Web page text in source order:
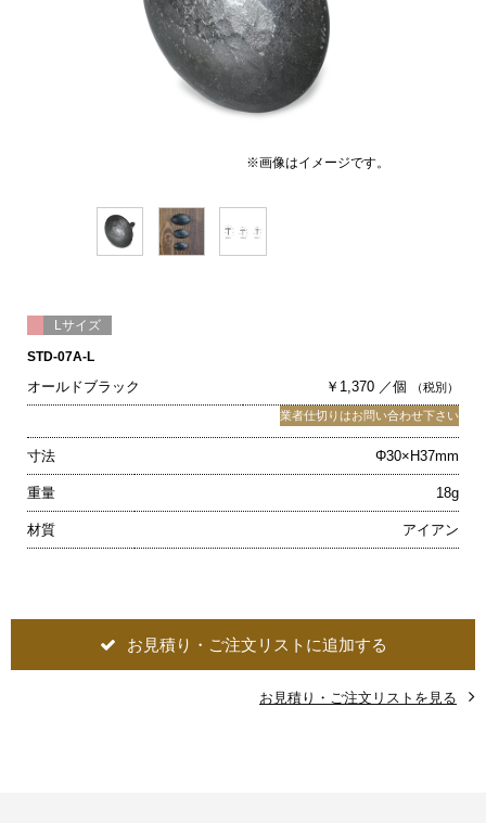
※画像はイメージです。
Lサイズ
STD-07A-L
オールドブラック ￥1,370 ／個 （税別）
業者仕切りはお問い合わせ下さい
寸法 Φ30×H37mm
重量 18g
材質 アイアン
お見積り・ご注文リストに追加する
お見積り・ご注文リストを見る